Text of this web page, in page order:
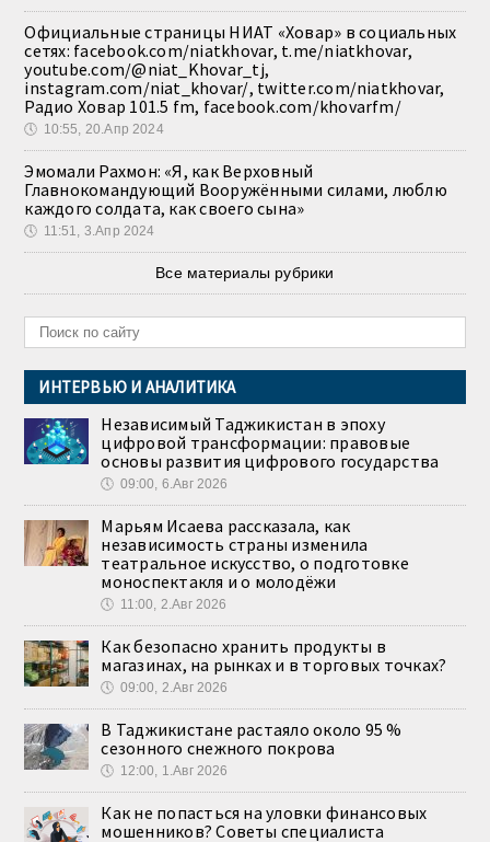
Официальные страницы НИАТ «Ховар» в социальных
сетях: facebook.com/niatkhovar, t.me/niatkhovar,
youtube.com/@niat_Khovar_tj,
instagram.com/niat_khovar/, twitter.com/niatkhovar,
Радио Ховар 101.5 fm, facebook.com/khovarfm/
🕔 10:55, 20.Апр 2024
Эмомали Рахмон: «Я, как Верховный
Главнокомандующий Вооружёнными силами, люблю
каждого солдата, как своего сына»
🕔 11:51, 3.Апр 2024
Все материалы рубрики
ИНТЕРВЬЮ И АНАЛИТИКА
Независимый Таджикистан в эпоху
цифровой трансформации: правовые
основы развития цифрового государства
🕔 09:00, 6.Авг 2026
Марьям Исаева рассказала, как
независимость страны изменила
театральное искусство, о подготовке
моноспектакля и о молодёжи
🕔 11:00, 2.Авг 2026
Как безопасно хранить продукты в
магазинах, на рынках и в торговых точках?
🕔 09:00, 2.Авг 2026
В Таджикистане растаяло около 95 %
сезонного снежного покрова
🕔 12:00, 1.Авг 2026
Как не попасться на уловки финансовых
мошенников? Советы специалиста